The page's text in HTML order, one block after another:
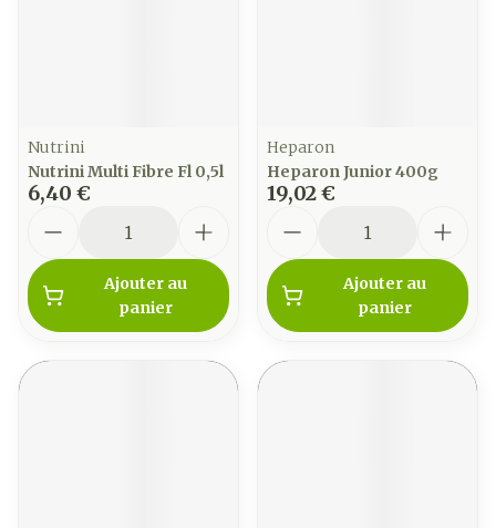
Nutrini
Nutrini Multi Fibre Fl 0,5l
6,40 €
Ajouter au
panier
Heparon
Heparon Junior 400g
19,02 €
Ajouter au
panier